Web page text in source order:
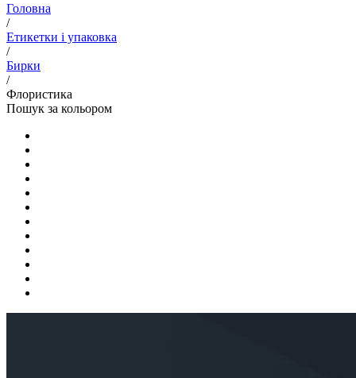
Головна
/
Етикетки і упаковка
/
Бирки
/
Флористика
Пошук за кольором